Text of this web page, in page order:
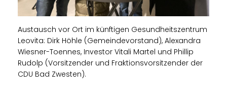
Austausch vor Ort im künftigen Gesundheitszentrum
Leovita: Dirk Höhle (Gemeindevorstand), Alexandra
Wiesner-Toennes, Investor Vitali Martel und Phillip
Rudolp (Vorsitzender und Fraktionsvorsitzender der
CDU Bad Zwesten).